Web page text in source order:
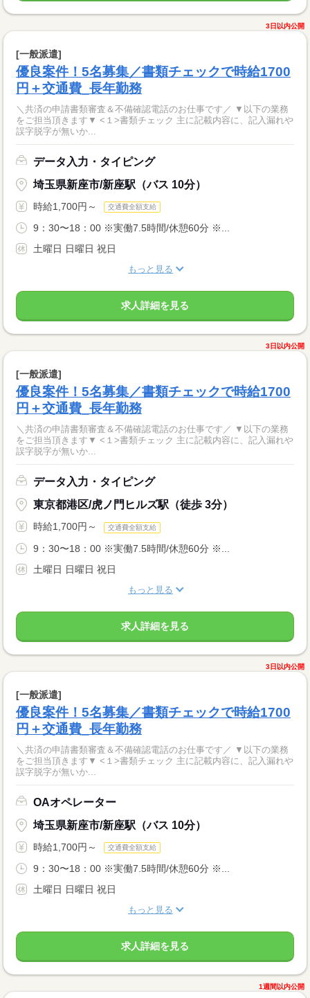
3日以内公開
[一般派遣]
優良案件！5名募集／書類チェックで時給1700
円＋交通費_長年勤務
＼共済の申請書類審査＆不備確認電話のお仕事です／ ▼以下の業務
をご担当頂きます▼ <１>書類チェック 主に記載内容に、記入漏れや
誤字脱字が無いか...
データ入力・タイピング
埼玉県新座市/新座駅（バス 10分）
時給1,700円～ 交通費全額支給
9：30〜18：00 ※実働7.5時間/休憩60分 ※...
土曜日 日曜日 祝日
もっと見る
求人詳細を見る
3日以内公開
[一般派遣]
優良案件！5名募集／書類チェックで時給1700
円＋交通費_長年勤務
＼共済の申請書類審査＆不備確認電話のお仕事です／ ▼以下の業務
をご担当頂きます▼ <１>書類チェック 主に記載内容に、記入漏れや
誤字脱字が無いか...
データ入力・タイピング
東京都港区/虎ノ門ヒルズ駅（徒歩 3分）
時給1,700円～ 交通費全額支給
9：30〜18：00 ※実働7.5時間/休憩60分 ※...
土曜日 日曜日 祝日
もっと見る
求人詳細を見る
3日以内公開
[一般派遣]
優良案件！5名募集／書類チェックで時給1700
円＋交通費_長年勤務
＼共済の申請書類審査＆不備確認電話のお仕事です／ ▼以下の業務
をご担当頂きます▼ <１>書類チェック 主に記載内容に、記入漏れや
誤字脱字が無いか...
OAオペレーター
埼玉県新座市/新座駅（バス 10分）
時給1,700円～ 交通費全額支給
9：30〜18：00 ※実働7.5時間/休憩60分 ※...
土曜日 日曜日 祝日
もっと見る
求人詳細を見る
1週間以内公開